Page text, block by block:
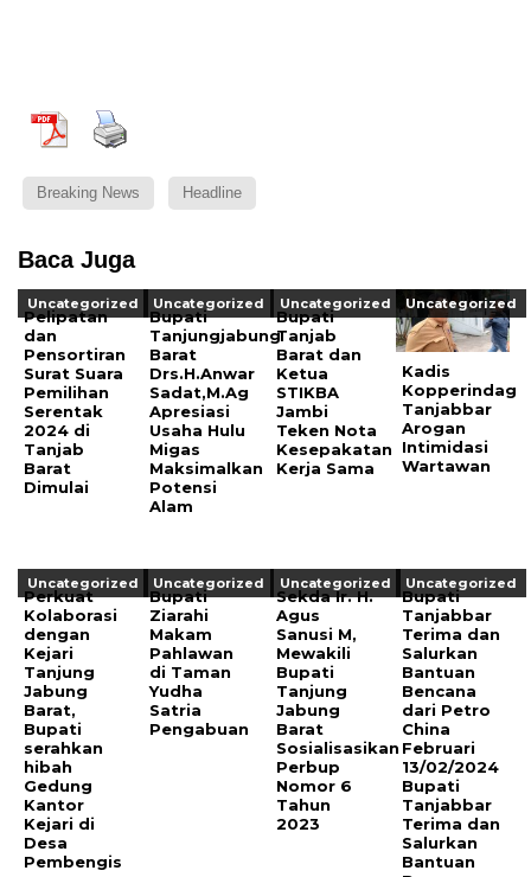
Breaking News Headline
Baca Juga
Uncategorized
Pelipatan
dan
Pensortiran
Surat Suara
Pemilihan
Serentak
2024 di
Tanjab
Barat
Dimulai
Uncategorized
Bupati
Tanjungjabung
Barat
Drs.H.Anwar
Sadat,M.Ag
Apresiasi
Usaha Hulu
Migas
Maksimalkan
Potensi
Alam
Uncategorized
Bupati
Tanjab
Barat dan
Ketua
STIKBA
Jambi
Teken Nota
Kesepakatan
Kerja Sama
Uncategorized
Kadis
Kopperindag
Tanjabbar
Arogan
Intimidasi
Wartawan
Uncategorized
Perkuat
Kolaborasi
dengan
Kejari
Tanjung
Jabung
Barat,
Bupati
serahkan
hibah
Gedung
Kantor
Kejari di
Desa
Pembengis
Uncategorized
Bupati
Ziarahi
Makam
Pahlawan
di Taman
Yudha
Satria
Pengabuan
Uncategorized
Sekda Ir. H.
Agus
Sanusi M,
Mewakili
Bupati
Tanjung
Jabung
Barat
Sosialisasikan
Perbup
Nomor 6
Tahun
2023
Uncategorized
Bupati
Tanjabbar
Terima dan
Salurkan
Bantuan
Bencana
dari Petro
China
Februari
13/02/2024
Bupati
Tanjabbar
Terima dan
Salurkan
Bantuan